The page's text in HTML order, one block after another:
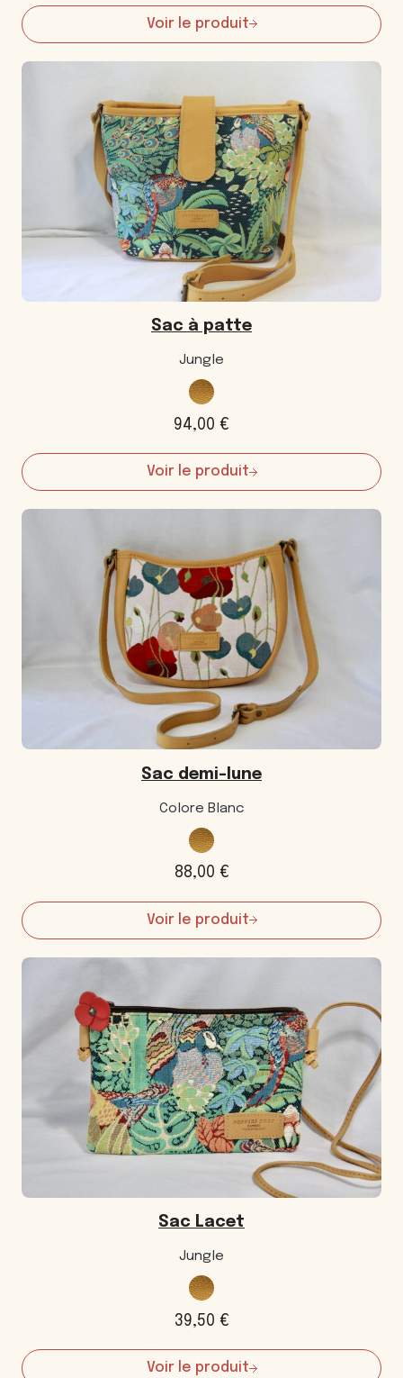
Voir le produit
:
Sac
à
Sac à patte
Jungle
94,00 €
Voir le produit
:
Sac
à
Sac demi-lune
Colore Blanc
88,00 €
Voir le produit
:
Sac
demi-
Sac Lacet
Jungle
39,50 €
Voir le produit
: